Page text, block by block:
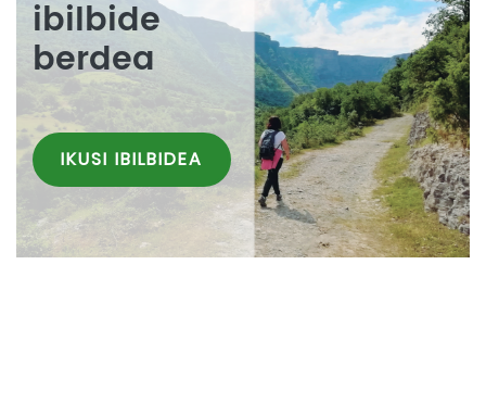
ibilbide
berdea
IKUSI IBILBIDEA